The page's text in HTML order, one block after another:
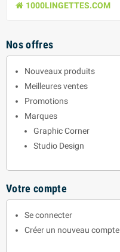
1000LINGETTES.COM
Nos offres
Nouveaux produits
Meilleures ventes
Promotions
Marques
Graphic Corner
Studio Design
Votre compte
Se connecter
Créer un nouveau compte